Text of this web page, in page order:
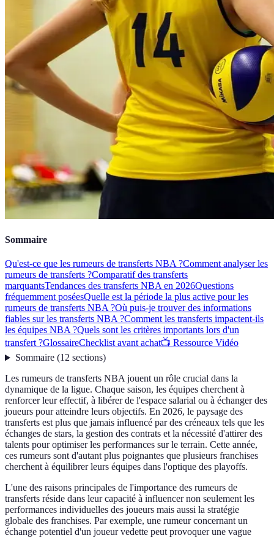
Sommaire
Qu'est-ce que les rumeurs de transferts NBA ?Comment analyser les
rumeurs de transferts ?Comparatif des transferts
marquantsTendances des transferts NBA en 2026Questions
fréquemment poséesQuelle est la période la plus active pour les
rumeurs de transferts NBA ?Où puis-je trouver des informations
fiables sur les transferts NBA ?Comment les transferts impactent-ils
les équipes NBA ?Quels sont les critères importants lors d'un
transfert ?GlossaireChecklist avant achat📺 Ressource Vidéo
Sommaire(12 sections)
Les rumeurs de transferts NBA jouent un rôle crucial dans la
dynamique de la ligue. Chaque saison, les équipes cherchent à
renforcer leur effectif, à libérer de l'espace salarial ou à échanger des
joueurs pour atteindre leurs objectifs. En 2026, le paysage des
transferts est plus que jamais influencé par des créneaux tels que les
échanges de stars, la gestion des contrats et la nécessité d'attirer des
talents pour optimiser les performances sur le terrain. Cette année,
ces rumeurs sont d'autant plus poignantes que plusieurs franchises
cherchent à équilibrer leurs équipes dans l'optique des playoffs.
L'une des raisons principales de l'importance des rumeurs de
transferts réside dans leur capacité à influencer non seulement les
performances individuelles des joueurs mais aussi la stratégie
globale des franchises. Par exemple, une rumeur concernant un
échange potentiel d'un joueur vedette peut provoquer une vague